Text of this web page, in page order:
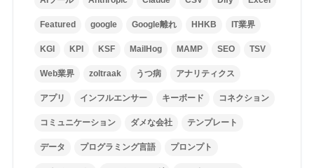
Featured google Google離れ HHKB IT業界
KGI KPI KSF MailHog MAMP SEO TSV
Web業界 zoltraak うつ病 アナリティクス
アプリ インフルエンサー キーボード コネクション
コミュニケーション ダメな会社 テンプレート
データ プログラミング言語 プロンプト